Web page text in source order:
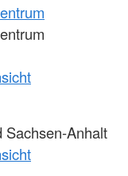
Sachsen-Anhalt